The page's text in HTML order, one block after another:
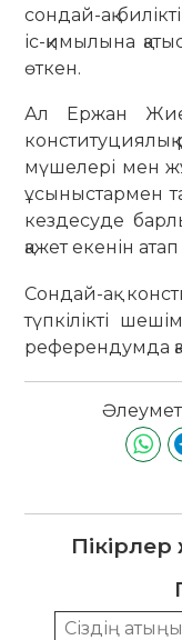
сондай-ақ
іс-қимылына
өткен.
Ал Ержан
мүшелері мен
ұсыныстармен
кездесуде
қажет екенін атап
Сондай-ақ
түпкілікті
референдумда